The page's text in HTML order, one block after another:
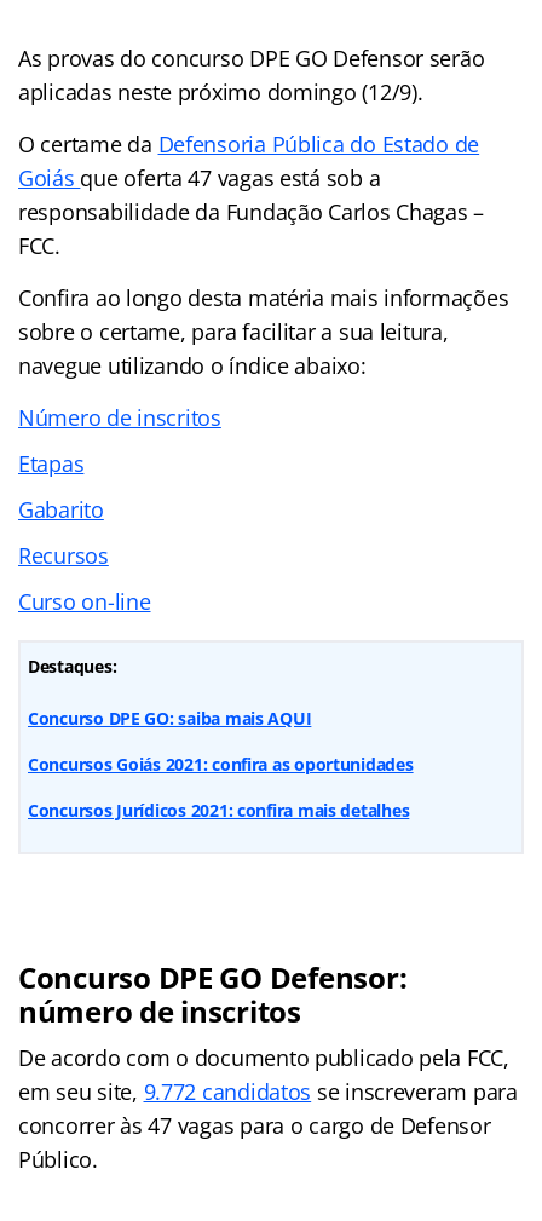
As provas do concurso DPE GO Defensor serão
aplicadas neste próximo domingo (12/9).
O certame da Defensoria Pública do Estado de
Goiás que oferta 47 vagas está sob a
responsabilidade da Fundação Carlos Chagas –
FCC.
Confira ao longo desta matéria mais informações
sobre o certame, para facilitar a sua leitura,
navegue utilizando o índice abaixo:
Número de inscritos
Etapas
Gabarito
Recursos
Curso on-line
Destaques:
Concurso DPE GO: saiba mais AQUI
Concursos Goiás 2021: confira as oportunidades
Concursos Jurídicos 2021: confira mais detalhes
Concurso DPE GO Defensor:
número de inscritos
De acordo com o documento publicado pela FCC,
em seu site, 9.772 candidatos se inscreveram para
concorrer às 47 vagas para o cargo de Defensor
Público.